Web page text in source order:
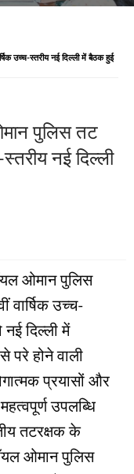
उच्च-स्तरीय नई दिल्ली में बैठक हुई
पुलिस तट
नई दिल्ली
ओमान पुलिस
वार्षिक उच्च-
दिल्ली में
परे होने वाली
प्रयासों और
उपलब्धि
तटरक्षक के
ओमान पुलिस